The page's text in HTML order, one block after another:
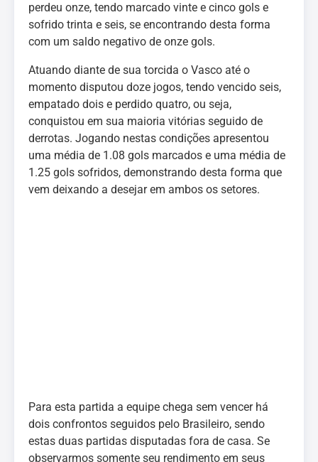
perdeu onze, tendo marcado vinte e cinco gols e
sofrido trinta e seis, se encontrando desta forma
com um saldo negativo de onze gols.
Atuando diante de sua torcida o Vasco até o
momento disputou doze jogos, tendo vencido seis,
empatado dois e perdido quatro, ou seja,
conquistou em sua maioria vitórias seguido de
derrotas. Jogando nestas condições apresentou
uma média de 1.08 gols marcados e uma média de
1.25 gols sofridos, demonstrando desta forma que
vem deixando a desejar em ambos os setores.
Para esta partida a equipe chega sem vencer há
dois confrontos seguidos pelo Brasileiro, sendo
estas duas partidas disputadas fora de casa. Se
observarmos somente seu rendimento em seus